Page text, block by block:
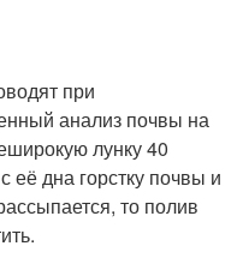
при
анализ почвы на
лунку 40
её дна горстку почвы и
то полив